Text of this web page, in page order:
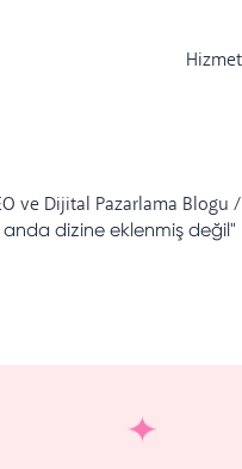
ve Dijital Pazarlama Blogu /
anda dizine eklenmiş